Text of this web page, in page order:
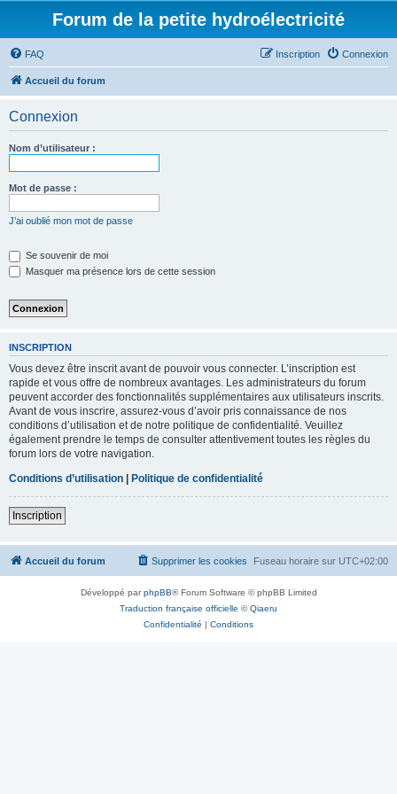
Forum de la petite hydroélectricité
FAQ Connexion
Inscription
Accueil du forum
Connexion
Nom d’utilisateur :
Mot de passe :
J’ai oublié mon mot de passe
Se souvenir de moi
Masquer ma présence lors de cette session
INSCRIPTION
Vous devez être inscrit avant de pouvoir vous connecter. L’inscription est
rapide et vous offre de nombreux avantages. Les administrateurs du forum
peuvent accorder des fonctionnalités supplémentaires aux utilisateurs inscrits.
Avant de vous inscrire, assurez-vous d’avoir pris connaissance de nos
conditions d’utilisation et de notre politique de confidentialité. Veuillez
également prendre le temps de consulter attentivement toutes les règles du
forum lors de votre navigation.
Conditions d’utilisation | Politique de confidentialité
Inscription
Accueil du forum Fuseau horaire sur UTC+02:00
Supprimer les cookies
Développé parphpBB® Forum Software © phpBB Limited
Traduction française officielle ©Qiaeru
Confidentialité | Conditions